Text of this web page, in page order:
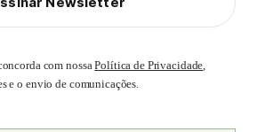
com nossaPolítica de Privacidade,
e o envio de comunicações.